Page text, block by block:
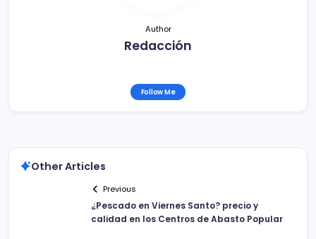
Author
Redacción
Follow Me
Other Articles
Previous
¿Pescado en Viernes Santo? precio y
calidad en los Centros de Abasto Popular